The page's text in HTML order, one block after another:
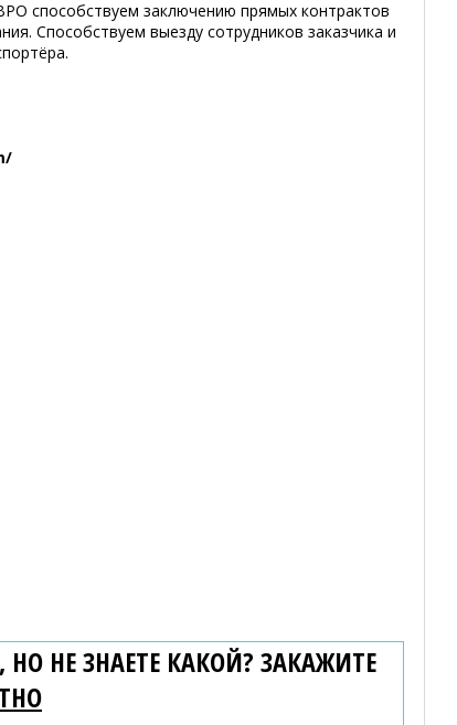
способствуем заключению прямых контрактов
Способствуем выезду сотрудников заказчика и
НО НЕ ЗНАЕТЕ КАКОЙ? ЗАКАЖИТЕ